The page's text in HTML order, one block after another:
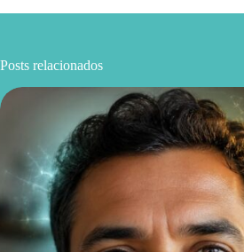
Posts relacionados